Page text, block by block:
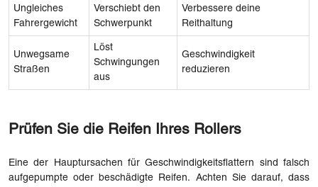
Ungleiches
Fahrergewicht
Verschiebt den
Schwerpunkt
Verbessere deine
Reithaltung
Unwegsame
Straßen
Löst
Schwingungen
aus
Geschwindigkeit
reduzieren
Prüfen Sie die Reifen Ihres Rollers
Eine der Hauptursachen für Geschwindigkeitsflattern sind falsch
aufgepumpte oder beschädigte Reifen. Achten Sie darauf, dass